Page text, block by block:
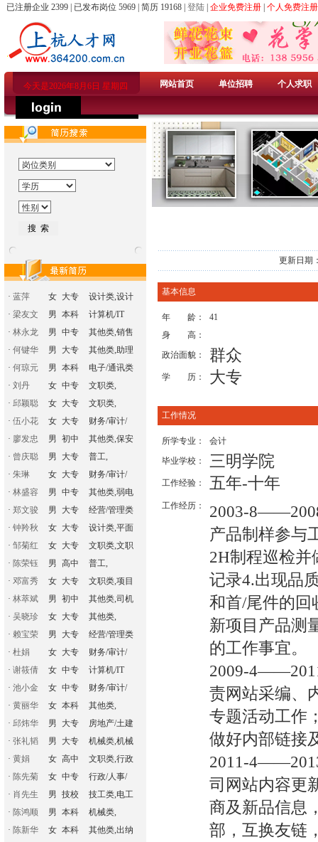
已注册企业 2399 | 已发布岗位 5969 | 简历 19168 | 登陆 企业免费注册 个人免费注册
今天是2026年8月6日 星期四 网站首页 单位招聘 个人求职
· 蓝萍 女 大专
设计类,设计
· 梁友文 男 本科
计算机/IT
· 林永龙 男 中专
其他类,销售
· 何键华 男 大专
其他类,助理
· 何琼元 男 本科
电子/通讯类
· 刘丹 女 中专
文职类,
· 邱颖聪 女 大专
文职类,
· 伍小花 女 大专
财务/审计/
· 廖发忠 男 初中
其他类,保安
· 曾庆聪 男 大专
普工,
· 朱琳 女 大专
财务/审计/
· 林盛容 男 中专
其他类,弱电
· 郑文骏 男 大专
经营/管理类
· 钟羚秋 女 大专
设计类,平面
· 邹菊红 女 大专
文职类,文职
· 陈荣钰 男 高中
普工,
· 邓富秀 女 大专
文职类,项目
· 林萃斌 男 初中
其他类,司机
· 吴晓珍 女 大专
其他类,
· 赖宝荣 男 大专
经营/管理类
· 杜娟 女 大专
财务/审计/
· 谢筱倩 女 中专
计算机/IT
· 池小金 女 中专
财务/审计/
· 黄丽华 女 本科
其他类,
· 邱炜华 男 大专
房地产/土建
· 张礼韬 男 大专
机械类,机械
· 黄娟 女 高中
文职类,行政
· 陈先菊 女 中专
行政/人事/
· 肖先生 男 技校
技工类,电工
· 陈鸿顺 男 本科
机械类,
· 陈新华 女 本科
其他类,出纳
更新日
基本信息
年 龄：
41
身 高：
政治面貌：
群众
学 历： 大专
工作情况
所学专业：
会计
毕业学校：
三明学院
工作经验： 五年-十年
工作经历：
2003-
产品制样参与
2H制程巡检并
记录4.出现品
和首/尾件的回
新项目产品测
的工作事宜。
2009-
责网站采编、
专题活动工作
做好内部链接
2011-
司网站内容更
商及新品信息
部，互换友链